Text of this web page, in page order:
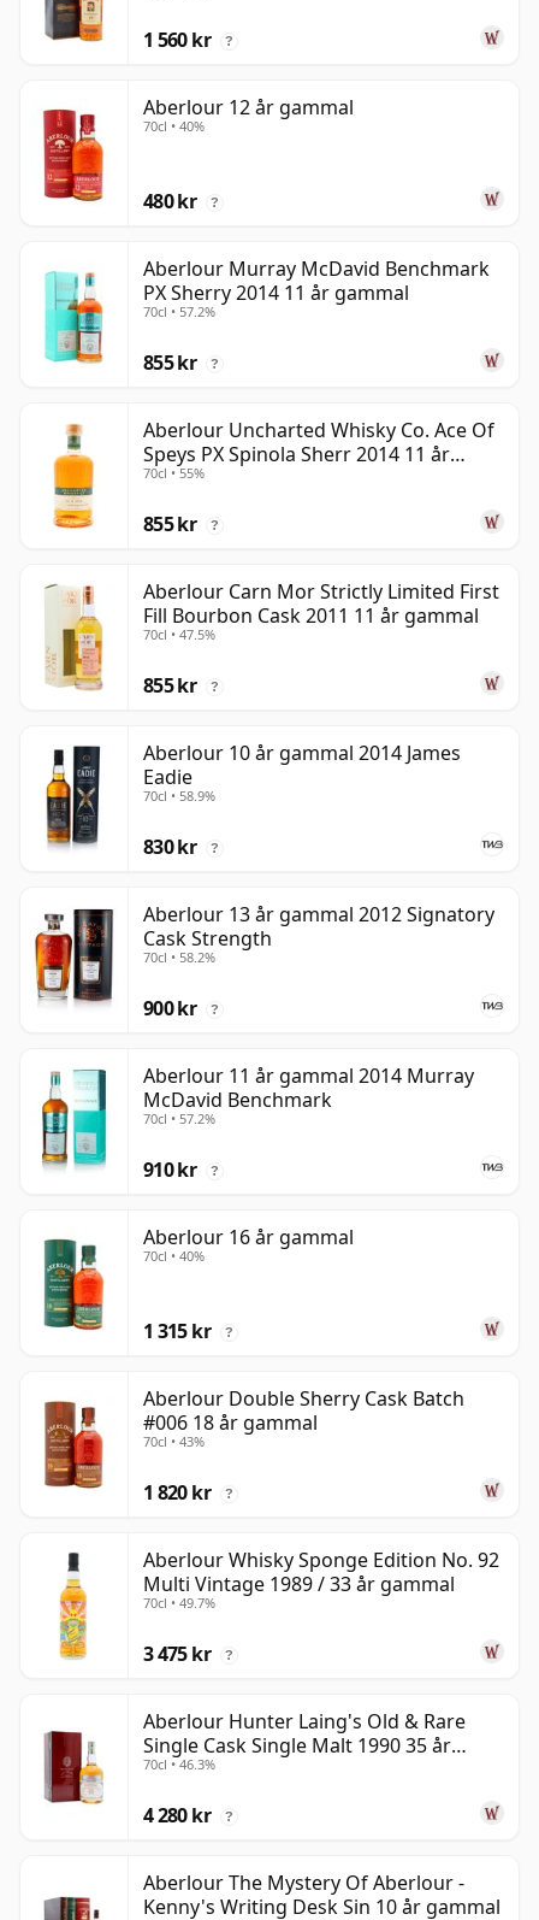
1 560 kr ?
Aberlour 12 år gammal
70cl • 40%
480 kr ?
Aberlour Murray McDavid Benchmark
PX Sherry 2014 11 år gammal
70cl • 57.2%
855 kr ?
Aberlour Uncharted Whisky Co. Ace Of
Speys PX Spinola Sherr 2014 11 år
gammal
70cl • 55%
855 kr ?
Aberlour Carn Mor Strictly Limited First
Fill Bourbon Cask 2011 11 år gammal
70cl • 47.5%
855 kr ?
Aberlour 10 år gammal 2014 James
Eadie
70cl • 58.9%
830 kr ?
Aberlour 13 år gammal 2012 Signatory
Cask Strength
70cl • 58.2%
900 kr ?
Aberlour 11 år gammal 2014 Murray
McDavid Benchmark
70cl • 57.2%
910 kr ?
Aberlour 16 år gammal
70cl • 40%
1 315 kr ?
Aberlour Double Sherry Cask Batch
#006 18 år gammal
70cl • 43%
1 820 kr ?
Aberlour Whisky Sponge Edition No. 92
Multi Vintage 1989 / 33 år gammal
70cl • 49.7%
3 475 kr ?
Aberlour Hunter Laing's Old & Rare
Single Cask Single Malt 1990 35 år
gammal
70cl • 46.3%
4 280 kr ?
Aberlour The Mystery Of Aberlour -
Kenny's Writing Desk Sin 10 år gammal